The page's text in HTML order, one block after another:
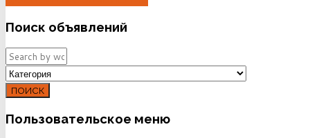
Поиск объявлений
ПОИСК
Пользовательское меню